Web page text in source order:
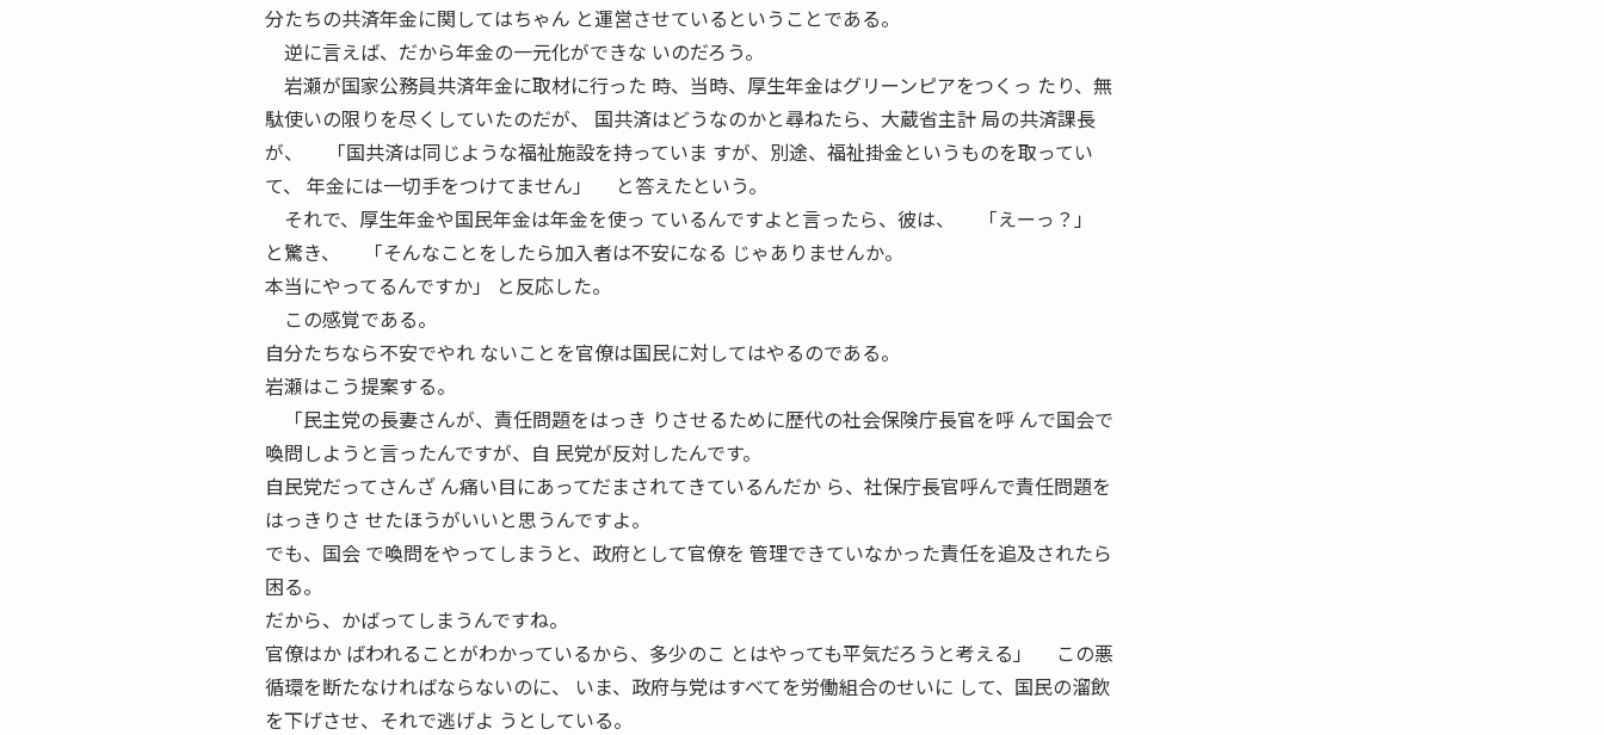
分たちの共済年金に関してはちゃん と運営させているということである。
逆に言えば、だから年金の一元化ができな いのだろう。
岩瀬が国家公務員共済年金に取材に行った 時、当時、厚生年金はグリーンピアをつくっ たり、無
駄使いの限りを尽くしていたのだが、 国共済はどうなのかと尋ねたら、大蔵省主計 局の共済課長
が、 「国共済は同じような福祉施設を持っていま すが、別途、福祉掛金というものを取ってい
て、 年金には一切手をつけてません」 と答えたという。
それで、厚生年金や国民年金は年金を使っ ているんですよと言ったら、彼は、 「えーっ？」
と驚き、 「そんなことをしたら加入者は不安になる じゃありませんか。
本当にやってるんですか」 と反応した。
この感覚である。
自分たちなら不安でやれ ないことを官僚は国民に対してはやるのである。
岩瀬はこう提案する。
「民主党の長妻さんが、責任問題をはっき りさせるために歴代の社会保険庁長官を呼 んで国会で
喚問しようと言ったんですが、自 民党が反対したんです。
自民党だってさんざ ん痛い目にあってだまされてきているんだか ら、社保庁長官呼んで責任問題を
はっきりさ せたほうがいいと思うんですよ。
でも、国会 で喚問をやってしまうと、政府として官僚を 管理できていなかった責任を追及されたら
困る。
だから、かばってしまうんですね。
官僚はか ばわれることがわかっているから、多少のこ とはやっても平気だろうと考える」 この悪
循環を断たなければならないのに、 いま、政府与党はすべてを労働組合のせいに して、国民の溜飲
を下げさせ、それで逃げよ うとしている。